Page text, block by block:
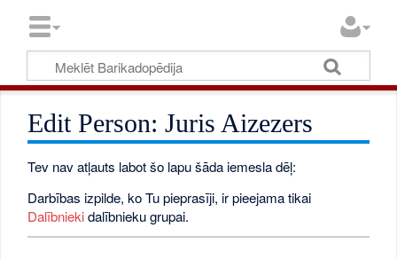
Edit Person: Juris Aizezers
Tev nav atļauts labot šo lapu šāda iemesla dēļ:
Darbības izpilde, ko Tu pieprasīji, ir pieejama tikai
Dalībniekidalībnieku grupai.